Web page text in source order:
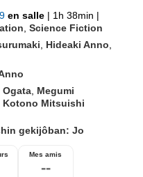
en salle | 1h 38min |
,Science Fiction
Hideaki Anno
Ogata Megumi
Kotono Mitsuishi
gekijôban: Jo
Mes amis
--